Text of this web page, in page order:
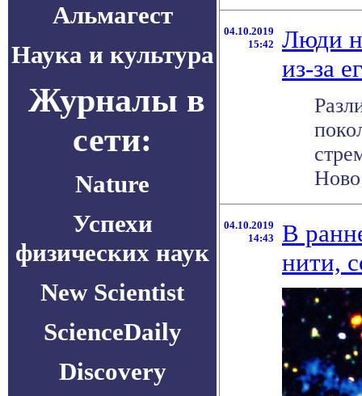
Альмагест
Наука и культура
Журналы в
сети:
Nature
Успехи
физических наук
New Scientist
ScienceDaily
Discovery
04.10.2019
15:42
Люди
из-за
04.10.2019
14:43
В
нити,